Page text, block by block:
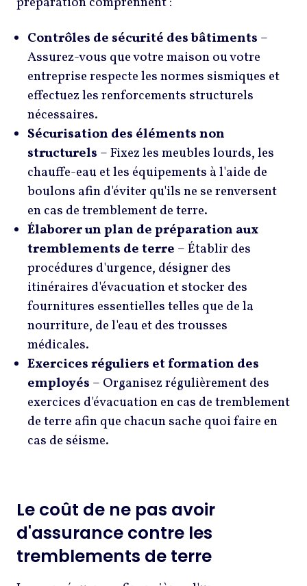
Contrôles de sécurité des bâtiments –
Assurez-vous que votre maison ou votre
entreprise respecte les normes sismiques et
effectuez les renforcements structurels
nécessaires.
Sécurisation des éléments non
structurels – Fixez les meubles lourds, les
chauffe-eau et les équipements à l'aide de
boulons afin d'éviter qu'ils ne se renversent
en cas de tremblement de terre.
Élaborer un plan de préparation aux
tremblements de terre – Établir des
procédures d'urgence, désigner des
itinéraires d'évacuation et stocker des
fournitures essentielles telles que de la
nourriture, de l'eau et des trousses
médicales.
Exercices réguliers et formation des
employés – Organisez régulièrement des
exercices d'évacuation en cas de tremblement
de terre afin que chacun sache quoi faire en
cas de séisme.
Le coût de ne pas avoir
d'assurance contre les
tremblements de terre